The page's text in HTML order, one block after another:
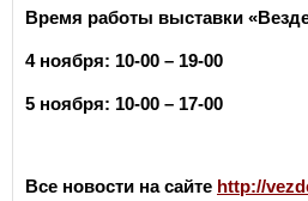
Время работы выставки
4 ноября: 10-00 – 19-00
5 ноября: 10-00 – 17-00
Все новости на сайте http://